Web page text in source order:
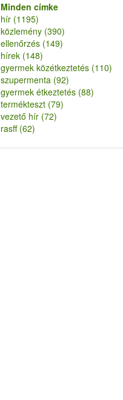
Minden címke
hír (1195)
közlemény (390)
ellenőrzés (149)
hírek (148)
gyermek közétkeztetés (110)
szupermenta (92)
gyermek étkeztetés (88)
termékteszt (79)
vezető hír (72)
rasff (62)